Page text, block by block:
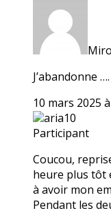
J’abandonne
10 mars 2025
aria10
Participant
Coucou,
heure plus tôt
à avoir mon
Pendant les